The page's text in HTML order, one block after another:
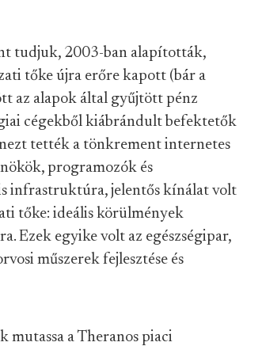
tudjuk, 2003-ban alapították,
tőke újra erőre kapott (bár a
az alapok által gyűjtött pénz
cégekből kiábrándult befektetők
tették a tönkrement internetes
programozók és
infrastruktúra, jelentős kínálat volt
tőke: ideális körülmények
Ezek egyike volt az egészségipar,
műszerek fejlesztése és
mutassa a Theranos piaci